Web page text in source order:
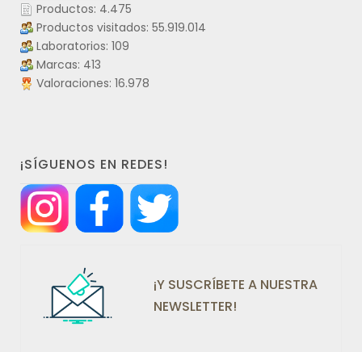
Productos: 4.475
Productos visitados: 55.919.014
Laboratorios: 109
Marcas: 413
Valoraciones: 16.978
¡SÍGUENOS EN REDES!
¡Y SUSCRÍBETE A NUESTRA
NEWSLETTER!